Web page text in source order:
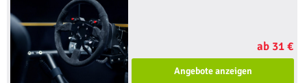
ab 31 €
Angebote anzeigen